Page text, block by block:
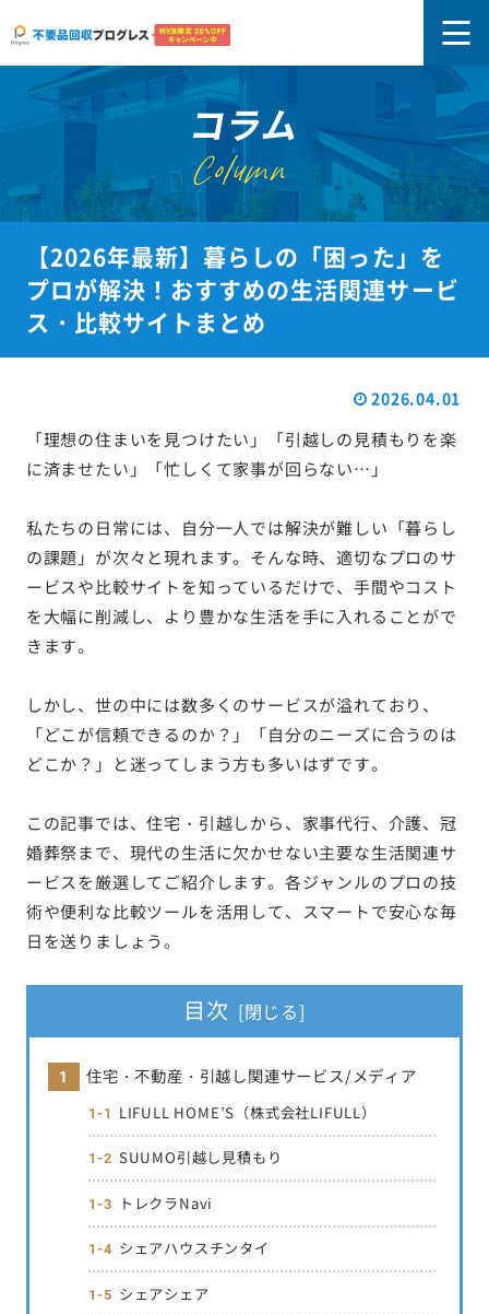
コラム
Column
【2026年最新】暮らしの「困った」を
プロが解決！おすすめの生活関連サービ
ス・比較サイトまとめ
2026.04.01
「理想の住まいを見つけたい」「引越しの見積もりを楽
に済ませたい」「忙しくて家事が回らない…」
私たちの日常には、自分一人では解決が難しい「暮らし
の課題」が次々と現れます。そんな時、適切なプロのサ
ービスや比較サイトを知っているだけで、手間やコスト
を大幅に削減し、より豊かな生活を手に入れることがで
きます。
しかし、世の中には数多くのサービスが溢れており、
「どこが信頼できるのか？」「自分のニーズに合うのは
どこか？」と迷ってしまう方も多いはずです。
この記事では、住宅・引越しから、家事代行、介護、冠
婚葬祭まで、現代の生活に欠かせない主要な生活関連サ
ービスを厳選してご紹介します。各ジャンルのプロの技
術や便利な比較ツールを活用して、スマートで安心な毎
日を送りましょう。
目次
住宅・不動産・引越し関連サービス/メディア
LIFULL HOME’S（株式会社LIFULL）
SUUMO引越し見積もり
トレクラNavi
シェアハウスチンタイ
シェアシェア